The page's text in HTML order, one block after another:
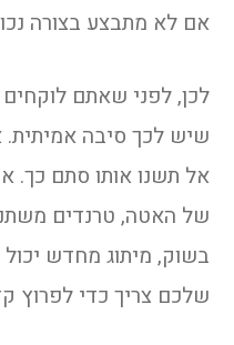
אם לא מתבצע בצורה
לכן, לפני שאתם
שיש לכך סיבה
אל תשנו אותו סתם כך.
של האטה, טרנדים
בשוק, מיתוג מחדש
שלכם צריך כדי לפרוץ